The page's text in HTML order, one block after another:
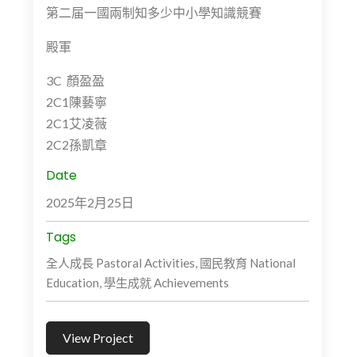
第二届一國兩制知多少中小學知識競賽
殿軍
3C 顏盈盈
2C1陳藝寧
2C1艾凌薇
2C2孫凱章
Date
2025年2月25日
Tags
全人成長 Pastoral Activities, 國民教育 National
Education, 學生成就 Achievements
View Project